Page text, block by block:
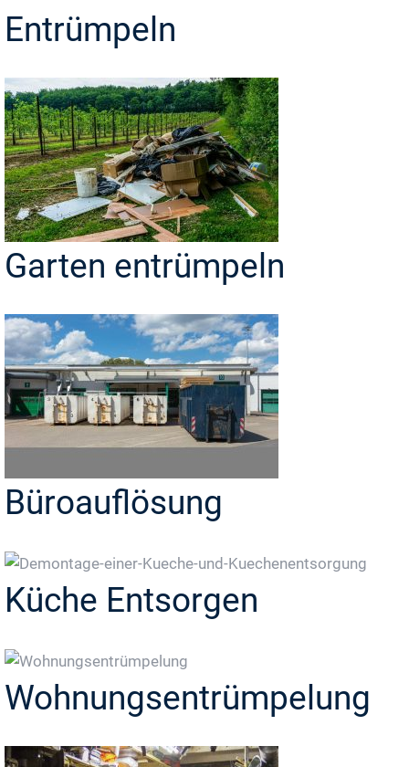
Entrümpeln
Garten entrümpeln
Büroauflösung
Küche Entsorgen
Wohnungsentrümpelung